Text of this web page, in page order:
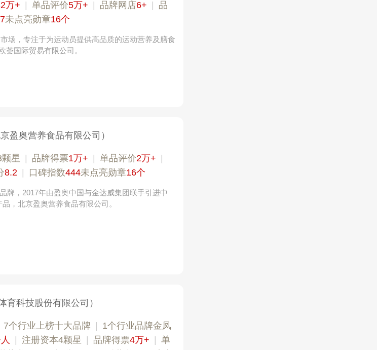
2万+ 单品评价5万+ 品牌网店6+
品
未点亮勋章16个
场，专注于为运动员提供高品质的运动营养及膳食
荟国际贸易有限公司。
京盈奥营养食品有限公司）
星 品牌得票1万+ 单品评价2万+
8.2 口碑指数444未点亮勋章16个
牌，2017年由盈奥中国与金达威集团联手引进中
，北京盈奥营养食品有限公司。
育科技股份有限公司）
7个行业上榜十大品牌
1个行业品牌金凤
注册资本4颗星 品牌得票4万+
单